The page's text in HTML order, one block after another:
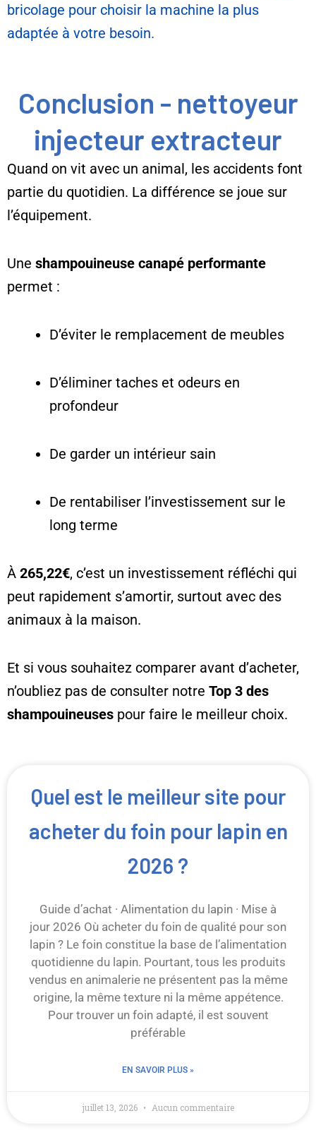
bricolage pour choisir la machine la plus
adaptée à votre besoin.
Conclusion - nettoyeur
injecteur extracteur
Quand on vit avec un animal, les accidents font
partie du quotidien. La différence se joue sur
l’équipement.
Une shampouineuse canapé performante
permet :
D’éviter le remplacement de meubles
D’éliminer taches et odeurs en
profondeur
De garder un intérieur sain
De rentabiliser l’investissement sur le
long terme
À 265,22€, c’est un investissement réfléchi qui
peut rapidement s’amortir, surtout avec des
animaux à la maison.
Et si vous souhaitez comparer avant d’acheter,
n’oubliez pas de consulter notre Top 3 des
shampouineuses pour faire le meilleur choix.
Quel est le meilleur site pour
acheter du foin pour lapin en
2026 ?
Guide d’achat · Alimentation du lapin · Mise à
jour 2026 Où acheter du foin de qualité pour son
lapin ? Le foin constitue la base de l’alimentation
quotidienne du lapin. Pourtant, tous les produits
vendus en animalerie ne présentent pas la même
origine, la même texture ni la même appétence.
Pour trouver un foin adapté, il est souvent
préférable
EN SAVOIR PLUS »
juillet 13, 2026 Aucun commentaire